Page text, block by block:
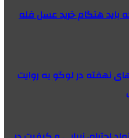
باید هنگام خرید عسل فله
نهفته در لوگو به روایت